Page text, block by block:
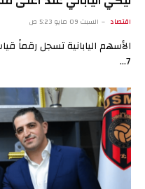
اقتصاد السبت 09 مايو 5:23 ص
7…